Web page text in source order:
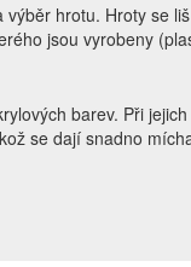
výběr hrotu. Hroty se
jsou vyrobeny
barev. Při jejich
se dají snadno